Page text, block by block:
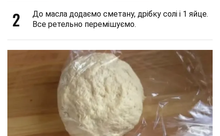
2
До масла додаємо сметану, дрібку солі і 1 яйце.
Все ретельно перемішуємо.